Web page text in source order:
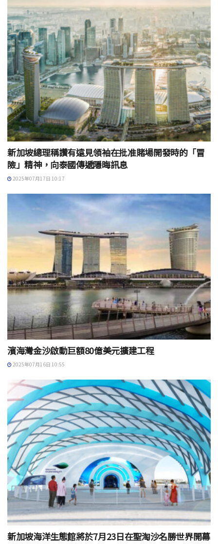
新加坡總理稱讚有遠見領袖在批准賭場開發時的「冒
險」精神，向泰國傳遞隱晦訊息
2025年07月17日 10:17
濱海灣金沙啟動巨額80億美元擴建工程
2025年07月16日 10:55
新加坡海洋生態館將於7月23日在聖淘沙名勝世界開幕